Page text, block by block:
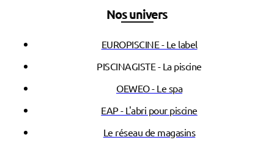
Nos univers
EUROPISCINE - Le label
PISCINAGISTE - La piscine
OEWEO - Le spa
EAP - L'abri pour piscine
Le réseau de magasins